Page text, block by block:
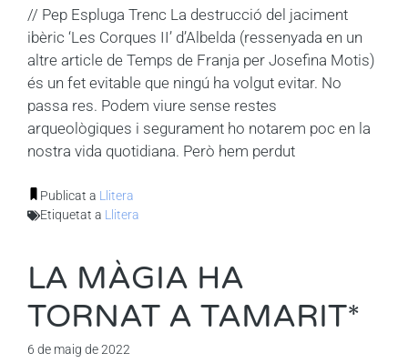
// Pep Espluga Trenc La destrucció del jaciment
ibèric ‘Les Corques II’ d’Albelda (ressenyada en un
altre article de Temps de Franja per Josefina Motis)
és un fet evitable que ningú ha volgut evitar. No
passa res. Podem viure sense restes
arqueològiques i segurament ho notarem poc en la
nostra vida quotidiana. Però hem perdut
Publicat a Llitera
Etiquetat a Llitera
LA MÀGIA HA
TORNAT A TAMARIT*
6 de maig de 2022